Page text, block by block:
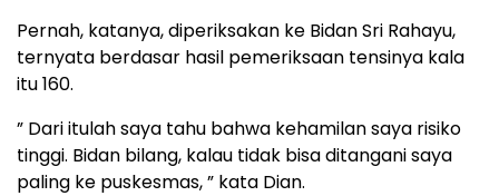
Pernah, katanya, diperiksakan ke Bidan Sri Rahayu,
ternyata berdasar hasil pemeriksaan tensinya kala
itu 160.
” Dari itulah saya tahu bahwa kehamilan saya risiko
tinggi. Bidan bilang, kalau tidak bisa ditangani saya
paling ke puskesmas, ” kata Dian.